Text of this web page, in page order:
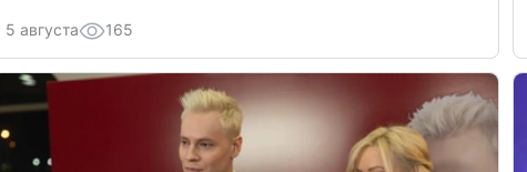
5 августа 165